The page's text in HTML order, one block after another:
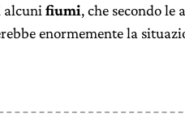
alcuni fiumi, che secondo le
enormemente la